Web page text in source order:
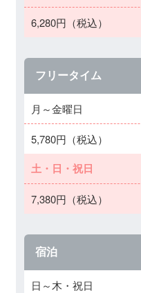
6,280円（税込）
フリータイム
月～金曜日
5,780円（税込）
土・日・祝日
7,380円（税込）
宿泊
日～木・祝日